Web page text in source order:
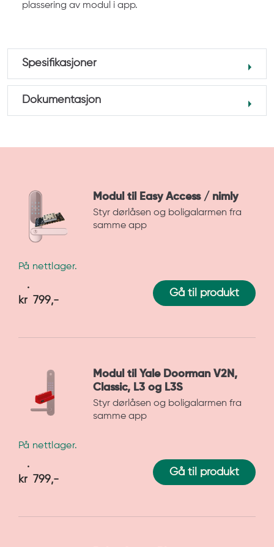
plassering av modul i app.
Spesifikasjoner
Dokumentasjon
Modul til Easy Access / nimly
Styr dørlåsen og boligalarmen fra
samme app
På nettlager.
kr 799,-
Gå til produkt
Modul til Yale Doorman V2N,
Classic, L3 og L3S
Styr dørlåsen og boligalarmen fra
samme app
På nettlager.
kr 799,-
Gå til produkt